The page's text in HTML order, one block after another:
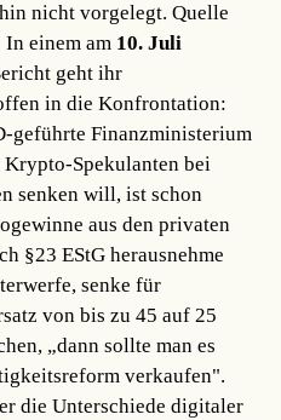
nicht vorgelegt.Quelle
einem am 10. Juli
geht ihr
in die Konfrontation:
geführte Finanzministerium
Spekulanten bei
senken will, ist schon
aus den privaten
§23 EStG herausnehme
senke für
von bis zu 45 auf 25
„dann sollte man es
verkaufen".
die Unterschiede digitaler